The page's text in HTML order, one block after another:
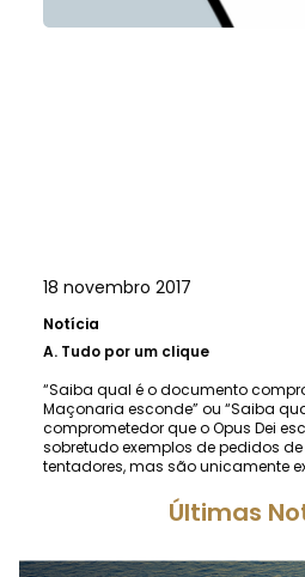
18 novembro 2017
Notícia
A. Tudo por um clique
“Saiba qual é o documento
Maçonaria esconde” ou “Saiba
comprometedor que o Opus Dei
sobretudo exemplos de pedidos
tentadores, mas são unicamente
Últimas